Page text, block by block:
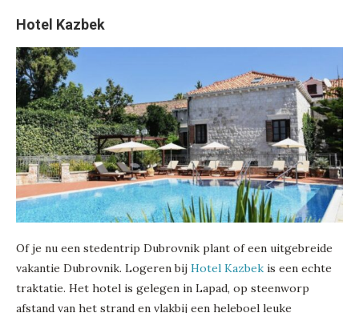
Hotel Kazbek
Of je nu een stedentrip Dubrovnik plant of een uitgebreide
vakantie Dubrovnik. Logeren bij Hotel Kazbek is een echte
traktatie. Het hotel is gelegen in Lapad, op steenworp
afstand van het strand en vlakbij een heleboel leuke